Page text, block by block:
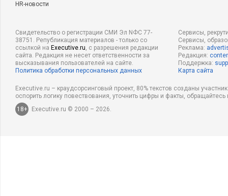
HR-новости
Свидетельство о регистрации СМИ Эл NФС 77-
38751. Републикация материалов - только со
ссылкой на Executive.ru, с разрешения редакции
сайта. Редакция не несет ответственности за
высказывания пользователей на сайте.
Политика обработки персональных данных
Сервисы,
Сервисы,
Реклама:
Редакция:
Поддержка:
Карта сайта
Executive.ru – краудсорсинговый проект, 80% текстов созданы
оспорить логику повествования, уточнить цифры и факты,
18+
Executive.ru © 2000 – 2026.